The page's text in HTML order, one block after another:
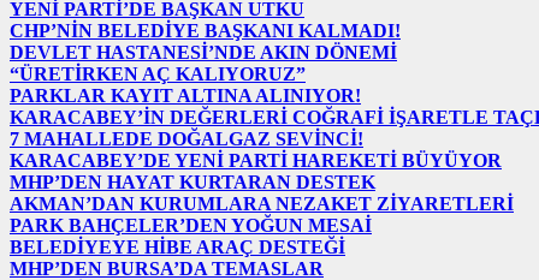
YENİ PARTİ’DE BAŞKAN UTKU
CHP’NİN BELEDİYE BAŞKANI KALMADI!
DEVLET HASTANESİ’NDE AKIN DÖNEMİ
“ÜRETİRKEN AÇ KALIYORUZ”
PARKLAR KAYIT ALTINA ALINIYOR!
KARACABEY’İN DEĞERLERİ COĞRAFİ İŞARETLE
7 MAHALLEDE DOĞALGAZ SEVİNCİ!
KARACABEY’DE YENİ PARTİ HAREKETİ BÜYÜYOR
MHP’DEN HAYAT KURTARAN DESTEK
AKMAN’DAN KURUMLARA NEZAKET ZİYARETLERİ
PARK BAHÇELER’DEN YOĞUN MESAİ
BELEDİYEYE HİBE ARAÇ DESTEĞİ
MHP’DEN BURSA’DA TEMASLAR